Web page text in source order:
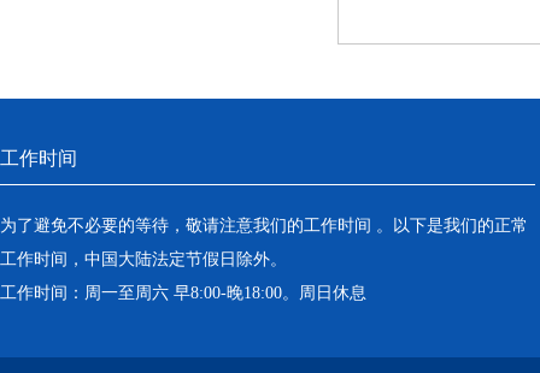
工作时间
为了避免不必要的等待，敬请注意我们的工作时间 。以下是我们的正常
工作时间，中国大陆法定节假日除外。
工作时间：周一至周六 早8:00-晚18:00。周日休息